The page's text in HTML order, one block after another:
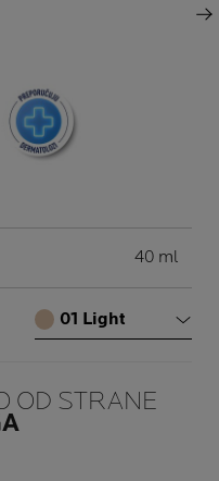
Sledeći panel
Volume
40 ml
Shade01 Light
OD STRANE